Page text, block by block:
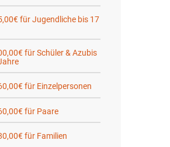
für Jugendliche bis 17
für Schüler & Azubis
für Einzelpersonen
für Paare
für Familien